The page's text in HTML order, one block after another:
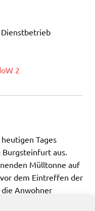
Dienstbetrieb
2
Tages
Burgsteinfurt aus.
Mülltonne auf
dem Eintreffen der
Anwohner